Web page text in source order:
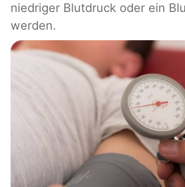
niedriger Blutdruck oder ein
werden.